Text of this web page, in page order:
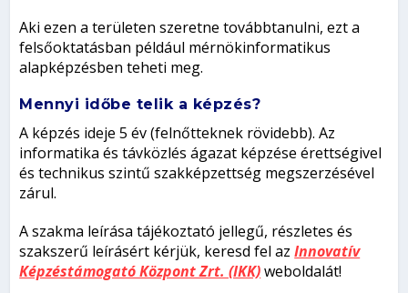
Aki ezen a területen szeretne továbbtanulni, ezt a
felsőoktatásban például mérnökinformatikus
alapképzésben teheti meg.
Mennyi időbe telik a képzés?
A képzés ideje 5 év (felnőtteknek rövidebb). Az
informatika és távközlés ágazat képzése érettségivel
és technikus szintű szakképzettség megszerzésével
zárul.
A szakma leírása tájékoztató jellegű, részletes és
szakszerű leírásért kérjük, keresd fel azInnovatív
Képzéstámogató Központ Zrt. (IKK)weboldalát!